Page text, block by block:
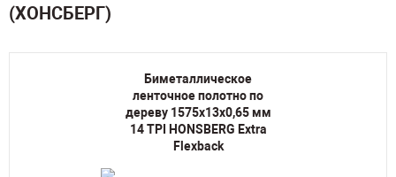
(ХОНСБЕРГ)
Биметаллическое
ленточное полотно по
дереву 1575х13х0,65 мм
14 TPI HONSBERG Extra
Flexback